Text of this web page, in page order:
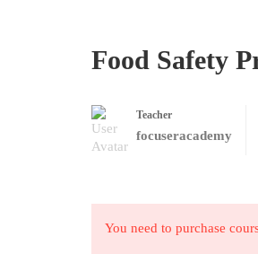
Food Safety
Teacher
focuseracademy
You need to purchase